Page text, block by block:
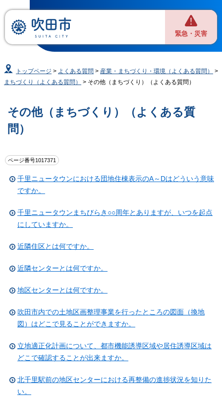
緊急・災害
トップページ > よくある質問 > 産業・まちづくり・環境（よくある質問）
>
まちづくり（よくある質問）
> その他（まちづくり）（よくある質問）
その他（まちづくり）（よくある質
問）
ページ番号1017371
千里ニュータウンにおける団地住棟表示のA～Dはどういう意味
ですか。
千里ニュータウンまちびらき○○周年とありますが、いつを起点
にしていますか。
近隣住区とは何ですか。
近隣センターとは何ですか。
地区センターとは何ですか。
吹田市内での土地区画整理事業を行ったところの図面（換地
図）はどこで見ることができますか。
立地適正化計画について、都市機能誘導区域や居住誘導区域は
どこで確認することが出来ますか。
北千里駅前の地区センターにおける再整備の進捗状況を知りた
い。